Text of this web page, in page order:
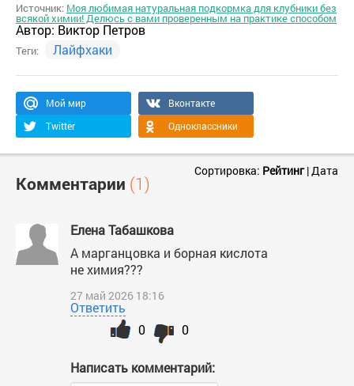
Источник: Моя любимая натуральная подкормка для клубники без
всякой химии! Делюсь с вами проверенным на практике способом
Автор: Виктор Петров
Теги: Лайфхаки
Мой мир
Вконтакте
Twitter
Одноклассники
Комментарии (1)
Сортировка: Рейтинг|Дата
Елена Табашкова
А марганцовка и борная кислота
не химия???
27 май 2026 18:16
Ответить
0
0
Написать комментарий: